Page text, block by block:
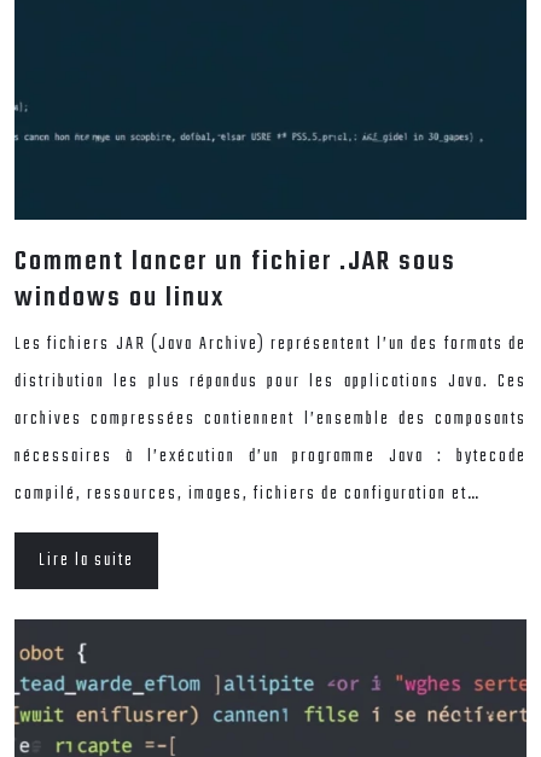
Comment lancer un fichier .JAR sous
windows ou linux
Les fichiers JAR (Java Archive) représentent l’un des formats de
distribution les plus répandus pour les applications Java. Ces
archives compressées contiennent l’ensemble des composants
nécessaires à l’exécution d’un programme Java : bytecode
compilé, ressources, images, fichiers de configuration et…
Lire la suite